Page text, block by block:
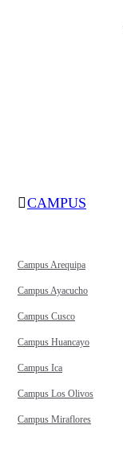
CAMPUS
Campus Arequipa
Campus Ayacucho
Campus Cusco
Campus Huancayo
Campus Ica
Campus Los Olivos
Campus Miraflores